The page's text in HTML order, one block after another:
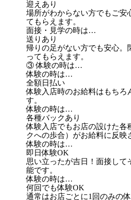
迎えあり
場所がわからない方でもご安
てもらえます。
面接・見学の時は…
送りあり
帰りの足がない方でも安心。
ってもらえます。
③ 体験の時は…
体験の時は…
全額日払い
体験入店時のお給料はもちろ
す。
体験の時は…
各種バックあり
体験入店でもお店の設けた各
クへの歩合）がお給料に反映
体験の時は…
即日体験OK
思い立ったが吉日！面接して
能です。
体験の時は…
何回でも体験OK
通常はお店ごとに1回のみの